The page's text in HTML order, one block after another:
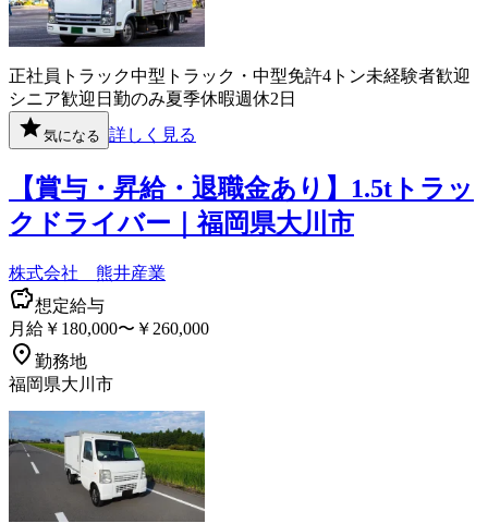
正社員 トラック中型トラック・中型免許4トン未経験者歓迎
シニア歓迎 日勤のみ夏季休暇週休2日
気になる 詳しく見る
【賞与・昇給・退職金あり】1.5tトラッ
クドライバー｜福岡県大川市
株式会社 熊井産業
想定給与
月給￥180,000〜￥260,000
勤務地
福岡県大川市